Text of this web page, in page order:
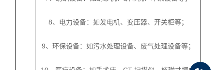
8、电力设备：如发电机、变压器、开关柜等；
9、环保设备：如污水处理设备、废气处理设备等；